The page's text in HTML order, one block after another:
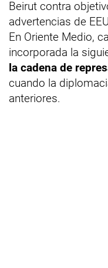
Beirut contra
advertencias de
En Oriente Medio,
incorporada la
la cadena de
cuando la
anteriores.